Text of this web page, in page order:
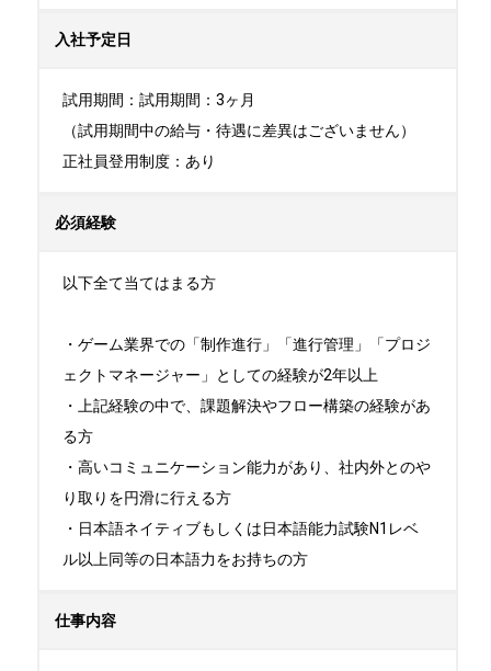
入社予定日
試用期間：試用期間：3ヶ月
（試用期間中の給与・待遇に差異はございません）
正社員登用制度：あり
必須経験
以下全て当てはまる方
・ゲーム業界での「制作進行」「進行管理」「プロジ
ェクトマネージャー」としての経験が2年以上
・上記経験の中で、課題解決やフロー構築の経験があ
る方
・高いコミュニケーション能力があり、社内外とのや
り取りを円滑に行える方
・日本語ネイティブもしくは日本語能力試験N1レベ
ル以上同等の日本語力をお持ちの方
仕事内容